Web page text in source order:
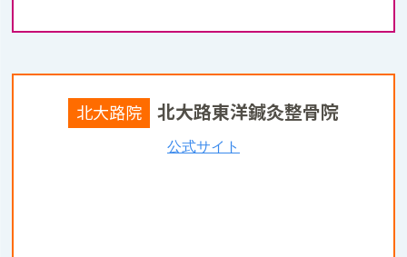
北大路院 北大路東洋鍼灸整骨院
公式サイト